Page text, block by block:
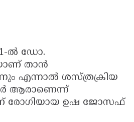
ൽ ഡോ.
താൻ
എന്നാൽ ശസ്ത്രക്രിയ
ആരാണെന്ന്
രോഗിയായ ഉഷ ജോസഫ്